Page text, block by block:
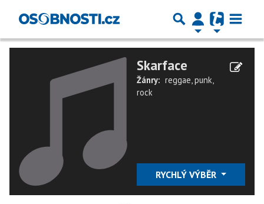
Skarface
Žánry: reggae,punk,
rock
RYCHLÝ VÝBĚR